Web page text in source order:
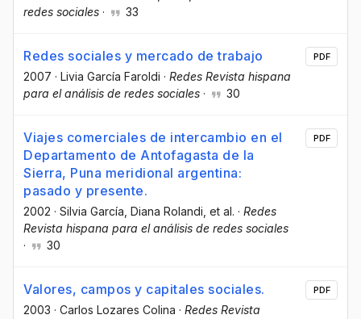
redes sociales · 33
Redes sociales y mercado de trabajo
2007 · Livia García Faroldi · Redes Revista hispana
para el análisis de redes sociales · 30
PDF
Viajes comerciales de intercambio en el
Departamento de Antofagasta de la
Sierra, Puna meridional argentina:
pasado y presente.
2002 · Silvia García , Diana Rolandi , et al. · Redes
Revista hispana para el análisis de redes sociales
·
30
PDF
Valores, campos y capitales sociales.
2003 · Carlos Lozares Colina · Redes Revista
PDF